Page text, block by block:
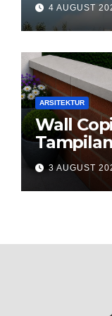
4 AUGUST
ARSITEKTUR
Wall
3 AUGUST